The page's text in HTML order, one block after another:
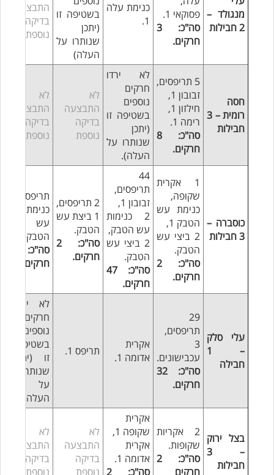
מנגולד –
2 חבילות
פסוקאי 1.
סה"כ: 3
חרקים.
כנימת עלה
1.
בשטיפה זו
(יתכן
שנותרו על
העלה)
התבצעה
בדיקה
נוספת
חסה
רומית – 3
חבילות
5 תריפסים,
זבובון 1,
חילזון 1,
רימה 1.
סה"כ: 8
חרקים.
לא ירדו
חרקים
נוספים
בשטיפה זו
(יתכן
שנותרו על
העלה).
לא
התבצעה
בדיקה
נוספת
לא
התבצעה
בדיקה
נוספת
כוסברה –
3 חבילות
1 אקרית
שקופה,
כנימת עש
הטבק 1,
2 ביצי עש
הטבק.
סה"כ: 2
חרקים.
44
תריפסים,
זבובון 1,
2 כנימות
עש הטבק,
2 ביצי עש
הטבק.
סה"כ: 47
חרקים.
2 תריפסים,
1 ביצת עש
הטבק.
סה"כ: 2
חרקים.
תריפס 1,
כנימת
עש
הטבק 1.
חרקים.
עלי סלק
– 1
חבילה
29
תריפסים,
3
עכבישונים.
סה"כ: 32
חרקים.
אקרית
אדומה 1.
תריפס 1.
לא ירדו
חרקים
נוספים
בשטיפה
זו (יתכן
שנותרו
על
העלה)
בצל ירוק
– 3
חבילות
2 אקריות
שקופות.
סה"כ: 2
חרקים
אקרית
שקופה 1,
אקרית
אדומה 1.
סה"כ: 2
לא
התבצעה
בדיקה
נוספת
לא
התבצעה
בדיקה
נוספת